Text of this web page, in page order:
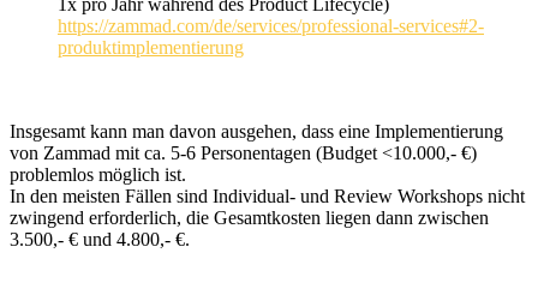
https://zammad.com/de/services/professional-services#2-
produktimplementierung
Insgesamt kann man davon ausgehen, dass eine Implementierung
von Zammad mit ca. 5-6 Personentagen (Budget <10.000,- €)
problemlos möglich ist.
In den meisten Fällen sind Individual- und Review Workshops nicht
zwingend erforderlich, die Gesamtkosten liegen dann zwischen
3.500,- € und 4.800,- €.